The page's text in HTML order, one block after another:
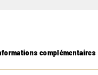
complémentaires